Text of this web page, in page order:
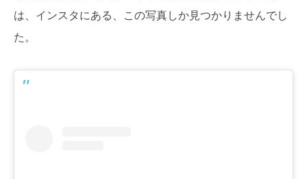
は、インスタにある、この写真しか見つかりませんでし
た。